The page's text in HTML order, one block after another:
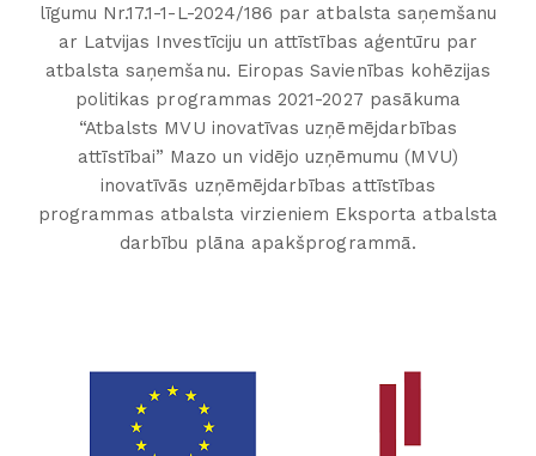
līgumu Nr.17.1-1-L-2024/186 par atbalsta saņemšanu
ar Latvijas Investīciju un attīstības aģentūru par
atbalsta saņemšanu. Eiropas Savienības kohēzijas
politikas programmas 2021-2027 pasākuma
“Atbalsts MVU inovatīvas uzņēmējdarbības
attīstībai” Mazo un vidējo uzņēmumu (MVU)
inovatīvās uzņēmējdarbības attīstības
programmas atbalsta virzieniem Eksporta atbalsta
darbību plāna apakšprogrammā.